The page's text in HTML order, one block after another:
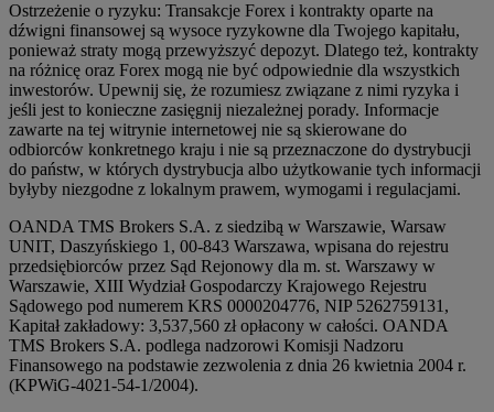
Ostrzeżenie o ryzyku: Transakcje Forex i kontrakty oparte na
dźwigni finansowej są wysoce ryzykowne dla Twojego kapitału,
ponieważ straty mogą przewyższyć depozyt. Dlatego też, kontrakty
na różnicę oraz Forex mogą nie być odpowiednie dla wszystkich
inwestorów. Upewnij się, że rozumiesz związane z nimi ryzyka i
jeśli jest to konieczne zasięgnij niezależnej porady. Informacje
zawarte na tej witrynie internetowej nie są skierowane do
odbiorców konkretnego kraju i nie są przeznaczone do dystrybucji
do państw, w których dystrybucja albo użytkowanie tych informacji
byłyby niezgodne z lokalnym prawem, wymogami i regulacjami.
OANDA TMS Brokers S.A. z siedzibą w Warszawie, Warsaw
UNIT, Daszyńskiego 1, 00-843 Warszawa, wpisana do rejestru
przedsiębiorców przez Sąd Rejonowy dla m. st. Warszawy w
Warszawie, XIII Wydział Gospodarczy Krajowego Rejestru
Sądowego pod numerem KRS 0000204776, NIP 5262759131,
Kapitał zakładowy: 3,537,560 zł opłacony w całości. OANDA
TMS Brokers S.A. podlega nadzorowi Komisji Nadzoru
Finansowego na podstawie zezwolenia z dnia 26 kwietnia 2004 r.
(KPWiG-4021-54-1/2004).